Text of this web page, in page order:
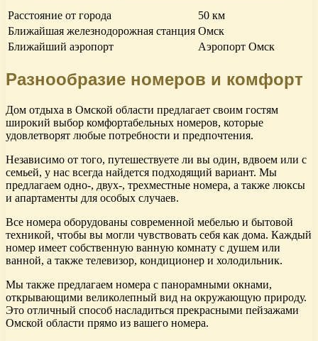
Расстояние от города
50 км
Ближайшая железнодорожная станция Омск
Ближайший аэропорт
Аэропорт Омск
Разнообразие номеров и комфорт
Дом отдыха в Омской области предлагает своим гостям
широкий выбор комфортабельных номеров, которые
удовлетворят любые потребности и предпочтения.
Независимо от того, путешествуете ли вы один, вдвоем или с
семьей, у нас всегда найдется подходящий вариант. Мы
предлагаем одно-, двух-, трехместные номера, а также люксы
и апартаменты для особых случаев.
Все номера оборудованы современной мебелью и бытовой
техникой, чтобы вы могли чувствовать себя как дома. Каждый
номер имеет собственную ванную комнату с душем или
ванной, а также телевизор, кондиционер и холодильник.
Мы также предлагаем номера с панорамными окнами,
открывающими великолепный вид на окружающую природу.
Это отличный способ насладиться прекрасными пейзажами
Омской области прямо из вашего номера.